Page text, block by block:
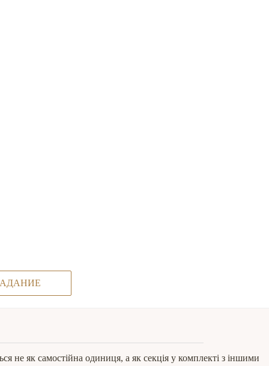
не як самостійна одиниця, а як секція у комплекті з іншими